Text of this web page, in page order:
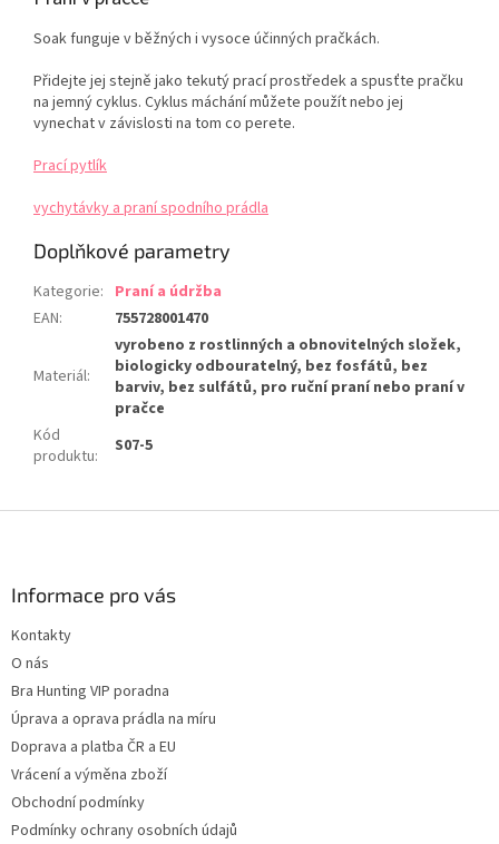
Soak funguje v běžných i vysoce účinných pračkách.
Přidejte jej stejně jako tekutý prací prostředek a spusťte pračku
na jemný cyklus. Cyklus máchání můžete použít nebo jej
vynechat v závislosti na tom co perete.
Prací pytlík
vychytávky a praní spodního prádla
Doplňkové parametry
Kategorie: Praní a údržba
EAN: 755728001470
Materiál:
vyrobeno z rostlinných a obnovitelných složek,
biologicky odbouratelný, bez fosfátů, bez
barviv, bez sulfátů, pro ruční praní nebo praní v
pračce
Kód
produktu: S07-5
Informace pro vás
Kontakty
O nás
Bra Hunting VIP poradna
Úprava a oprava prádla na míru
Doprava a platba ČR a EU
Vrácení a výměna zboží
Obchodní podmínky
Podmínky ochrany osobních údajů